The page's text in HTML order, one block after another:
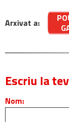
Arxivat a:
Escriu la
Nom: